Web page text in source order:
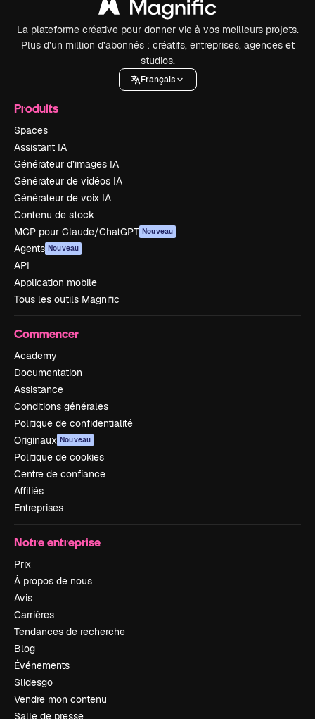
La plateforme créative pour donner vie à vos meilleurs projets.
Plus d’un million d’abonnés : créatifs, entreprises, agences et
studios.
Français
Produits
Spaces
Assistant IA
Générateur d’images IA
Générateur de vidéos IA
Générateur de voix IA
Contenu de stock
MCP pour Claude/ChatGPT Nouveau
Agents Nouveau
API
Application mobile
Tous les outils Magnific
Commencer
Academy
Documentation
Assistance
Conditions générales
Politique de confidentialité
Originaux Nouveau
Politique de cookies
Centre de confiance
Affiliés
Entreprises
Notre entreprise
Prix
À propos de nous
Avis
Carrières
Tendances de recherche
Blog
Événements
Slidesgo
Vendre mon contenu
Salle de presse